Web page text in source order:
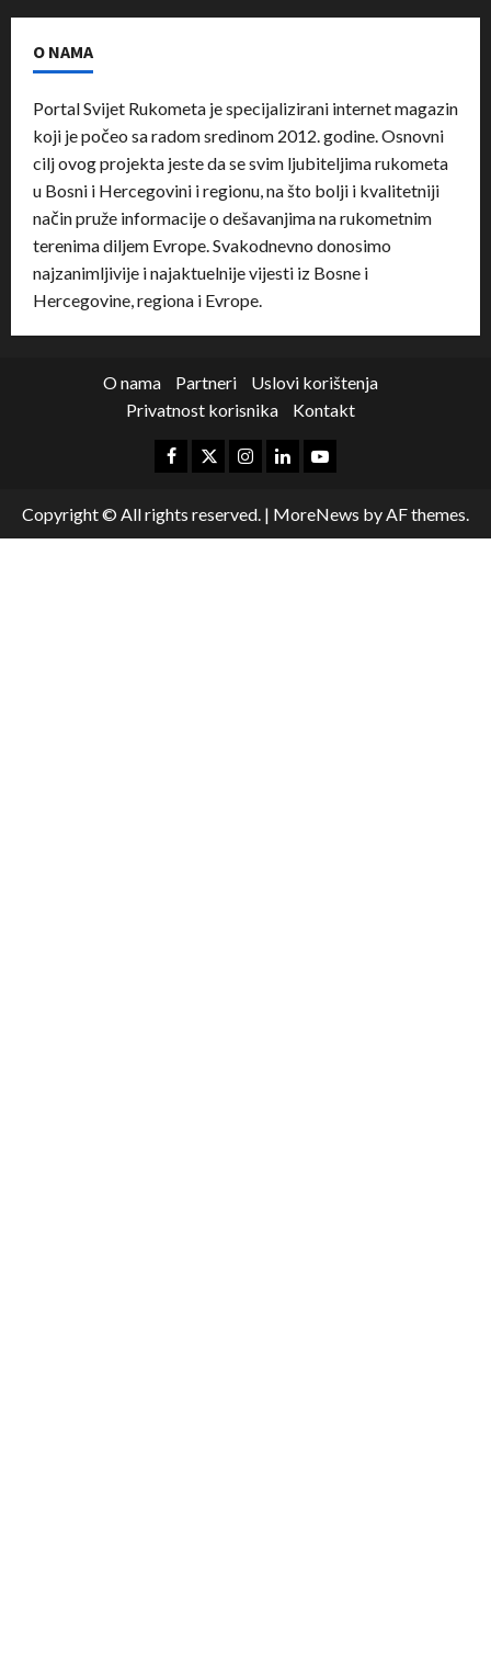
O NAMA
Portal Svijet Rukometa je specijalizirani internet magazin
koji je počeo sa radom sredinom 2012. godine. Osnovni
cilj ovog projekta jeste da se svim ljubiteljima rukometa
u Bosni i Hercegovini i regionu, na što bolji i kvalitetniji
način pruže informacije o dešavanjima na rukometnim
terenima diljem Evrope. Svakodnevno donosimo
najzanimljivije i najaktuelnije vijesti iz Bosne i
Hercegovine, regiona i Evrope.
O nama Partneri
Uslovi korištenja
Privatnost korisnika
Kontakt
Copyright © All rights reserved. | MoreNews by AF themes.